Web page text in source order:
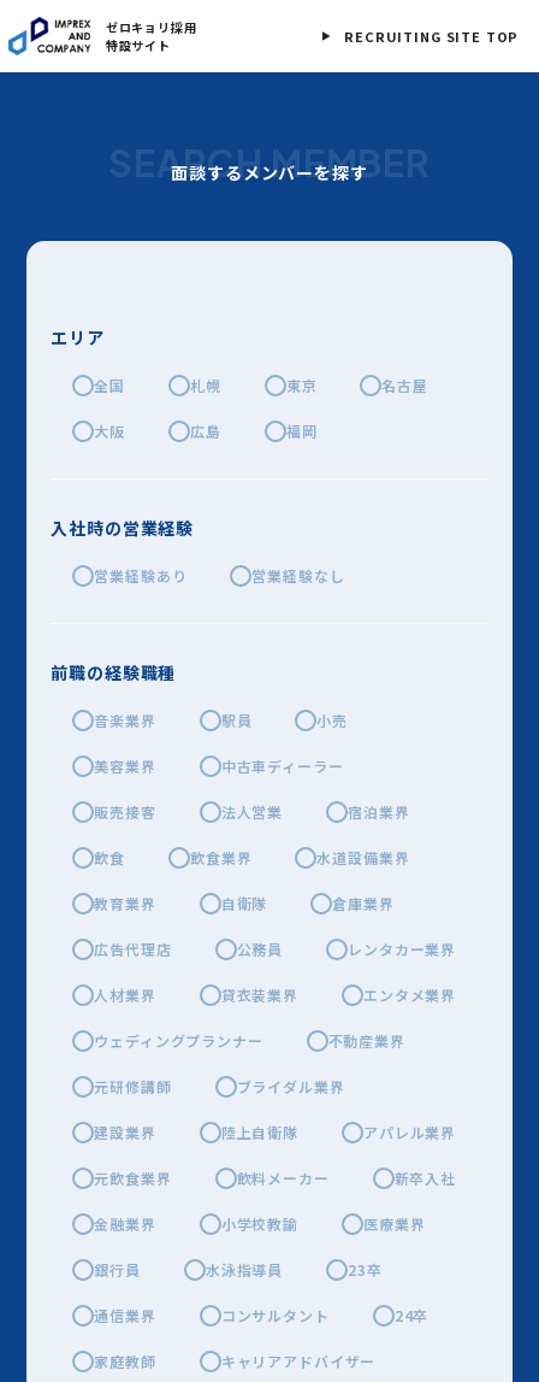
ゼロキョリ採用
特設サイト
RECRUITING SITE TOP
SEARCH MEMBER
面談するメンバーを探す
エリア
全国 札幌 東京 名古屋
大阪 広島 福岡
入社時の営業経験
営業経験あり 営業経験なし
前職の経験職種
音楽業界 駅員 小売
美容業界 中古車ディーラー
販売接客 法人営業 宿泊業界
飲食 飲食業界 水道設備業界
教育業界 自衛隊 倉庫業界
広告代理店 公務員 レンタカー業界
人材業界 貸衣装業界 エンタメ業界
ウェディングプランナー 不動産業界
元研修講師 ブライダル業界
建設業界 陸上自衛隊 アパレル業界
元飲食業界 飲料メーカー 新卒入社
金融業界 小学校教諭 医療業界
銀行員 水泳指導員 23卒
通信業界 コンサルタント 24卒
家庭教師 キャリアアドバイザー